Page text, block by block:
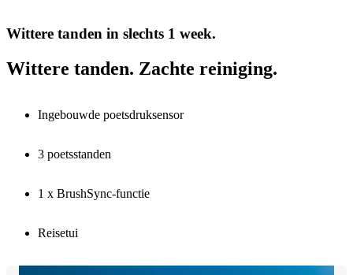
Wittere tanden in slechts 1 week.
Wittere tanden. Zachte reiniging.
Ingebouwde poetsdruksensor
3 poetsstanden
1 x BrushSync-functie
Reisetui